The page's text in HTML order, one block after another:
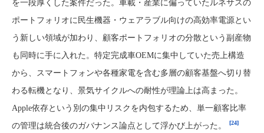
を一段厚くした案件だった。車載・産業に偏っていたルネサスの
ポートフォリオに民生機器・ウェアラブル向けの高効率電源とい
う新しい領域が加わり、顧客ポートフォリオの分散という副産物
も同時に手に入れた。特定完成車OEMに集中していた売上構造
から、スマートフォンや各種家電を含む多層の顧客基盤へ切り替
わる転機となり、景気サイクルへの耐性が理論上は高まった。
Apple依存という別の集中リスクを内包するため、単一顧客比率
の管理は統合後のガバナンス論点として浮かび上がった。
[24]